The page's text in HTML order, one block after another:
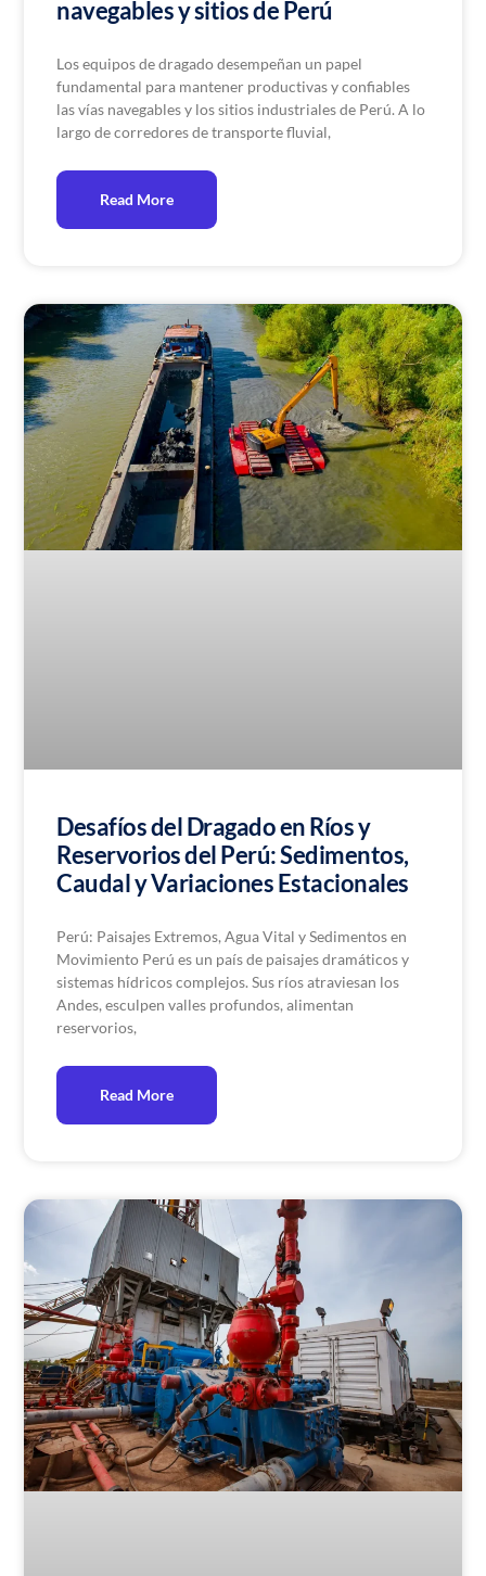
navegables y sitios de Perú
Los equipos de dragado desempeñan un papel
fundamental para mantener productivas y confiables
las vías navegables y los sitios industriales de Perú. A lo
largo de corredores de transporte fluvial,
Read More
Desafíos del Dragado en Ríos y
Reservorios del Perú: Sedimentos,
Caudal y Variaciones Estacionales
Perú: Paisajes Extremos, Agua Vital y Sedimentos en
Movimiento Perú es un país de paisajes dramáticos y
sistemas hídricos complejos. Sus ríos atraviesan los
Andes, esculpen valles profundos, alimentan
reservorios,
Read More